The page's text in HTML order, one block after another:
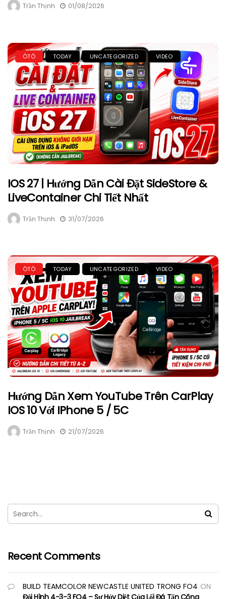
Trần Thịnh 01/08/2026
ÔTÔ TODAY UNCATEGORIZED VIDEO
IOS 27 | Hướng Dẫn Cài Đặt SideStore &
LiveContainer Chi Tiết Nhất
Trần Thịnh 31/07/2026
ÔTÔ TODAY UNCATEGORIZED VIDEO
Hướng Dẫn Xem YouTube Trên CarPlay
IOS 10 Với IPhone 5 / 5C
Trần Thịnh 21/07/2026
Recent Comments
BUILD TEAMCOLOR NEWCASTLE UNITED TRONG FO4 ON